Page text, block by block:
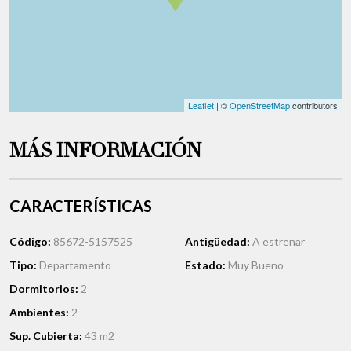
Leaflet | ©OpenStreetMapcontributors
MÁS INFORMACIÓN
CARACTERÍSTICAS
Código: 85672-5157525
Tipo: Departamento
Dormitorios: 2
Ambientes: 2
Antigüedad: A estrenar
Estado: Muy Bueno
Sup. Cubierta: 43 m2